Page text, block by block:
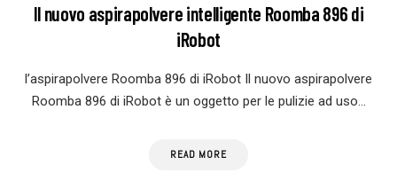
Il nuovo aspirapolvere intelligente Roomba 896 di
iRobot
l’aspirapolvere Roomba 896 di iRobot Il nuovo aspirapolvere
Roomba 896 di iRobot è un oggetto per le pulizie ad uso…
READ MORE